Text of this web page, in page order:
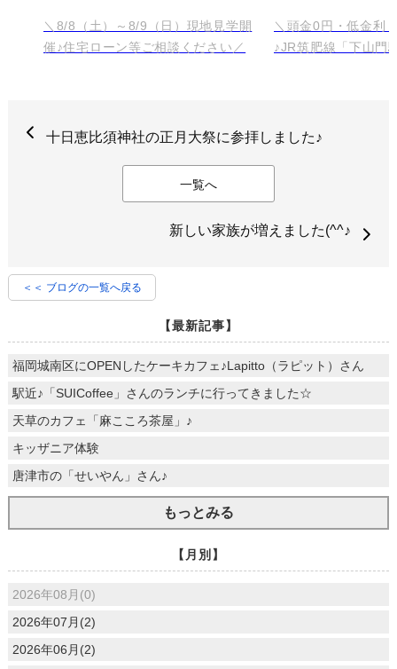
十日恵比須神社の正月大祭に参拝しました♪
一覧へ
新しい家族が増えました(^^♪
＜＜ ブログの一覧へ戻る
【最新記事】
福岡城南区にOPENしたケーキカフェ♪Lapitto（ラピット）さん
駅近♪「SUICoffee」さんのランチに行ってきました☆
天草のカフェ「麻こころ茶屋」♪
キッザニア体験
唐津市の「せいやん」さん♪
もっとみる
【月別】
2026年08月(0)
2026年07月(2)
2026年06月(2)